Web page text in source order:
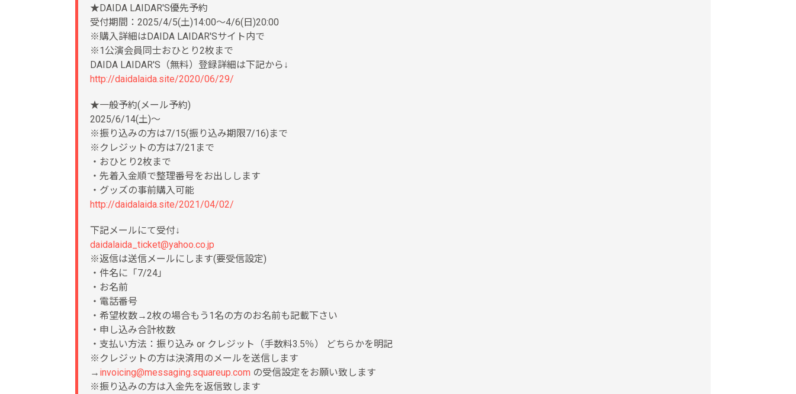
★DAIDA LAIDAR'S優先予約
受付期間：2025/4/5(土)14:00～4/6(日)20:00
※購入詳細はDAIDA LAIDAR'Sサイト内で
※1公演会員同士おひとり2枚まで
DAIDA LAIDAR'S（無料）登録詳細は下記から↓
http://daidalaida.site/2020/06/29/
★一般予約(メール予約)
2025/6/14(土)～
※振り込みの方は7/15(振り込み期限7/16)まで
※クレジットの方は7/21まで
・おひとり2枚まで
・先着入金順で整理番号をお出しします
・グッズの事前購入可能
http://daidalaida.site/2021/04/02/
下記メールにて受付↓
daidalaida_ticket@yahoo.co.jp
※返信は送信メールにします(要受信設定)
・件名に「7/24」
・お名前
・電話番号
・希望枚数→2枚の場合もう1名の方のお名前も記載下さい
・申し込み合計枚数
・支払い方法：振り込み or クレジット（手数料3.5％） どちらかを明記
※クレジットの方は決済用のメールを送信します
→ invoicing@messaging.squareup.com の受信設定をお願い致します
※振り込みの方は入金先を返信致します